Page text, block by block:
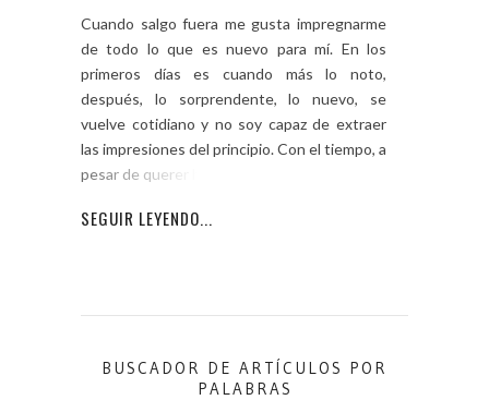
Cuando salgo fuera me gusta impregnarme
de todo lo que es nuevo para mí. En los
primeros días es cuando más lo noto,
después, lo sorprendente, lo nuevo, se
vuelve cotidiano y no soy capaz de extraer
las impresiones del principio. Con el tiempo, a
pesar de querer hacer lo
SEGUIR LEYENDO...
BUSCADOR DE ARTÍCULOS POR
PALABRAS